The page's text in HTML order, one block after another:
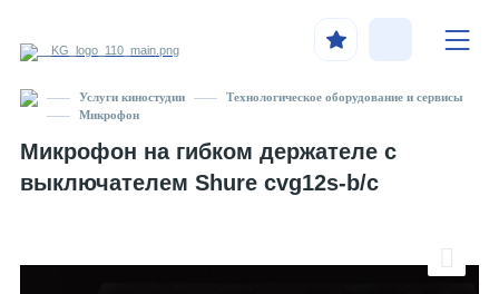
Услуги киностудии
Технологическое оборудование и сервисы
Микрофон
Микрофон на гибком держателе с
выключателем Shure cvg12s-b/c